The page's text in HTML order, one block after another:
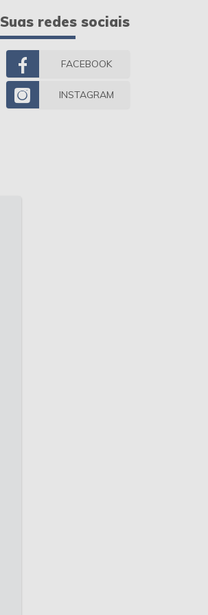
Suas redes sociais
FACEBOOK
INSTAGRAM